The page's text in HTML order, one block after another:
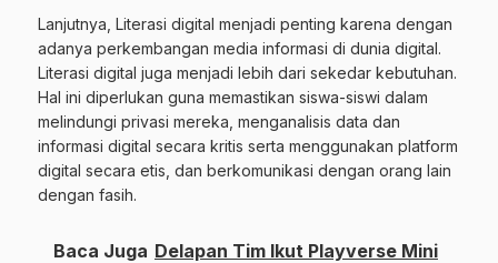
Lanjutnya, Literasi digital menjadi penting karena dengan
adanya perkembangan media informasi di dunia digital.
Literasi digital juga menjadi lebih dari sekedar kebutuhan.
Hal ini diperlukan guna memastikan siswa-siswi dalam
melindungi privasi mereka, menganalisis data dan
informasi digital secara kritis serta menggunakan platform
digital secara etis, dan berkomunikasi dengan orang lain
dengan fasih.
Baca Juga Delapan Tim Ikut Playverse Mini